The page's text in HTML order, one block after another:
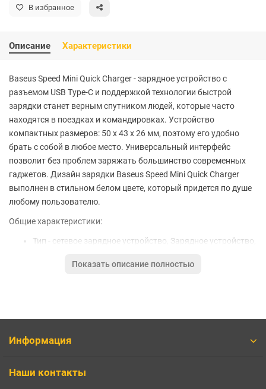
В избранное
Описание Характеристики
Baseus Speed Mini Quick Charger - зарядное устройство с
разъемом USB Type-C и поддержкой технологии быстрой
зарядки станет верным спутником людей, которые часто
находятся в поездках и командировках. Устройство
компактных размеров: 50 х 43 х 26 мм, поэтому его удобно
брать с собой в любое место. Универсальный интерфейс
позволит без проблем заряжать большинство современных
гаджетов. Дизайн зарядки Baseus Speed Mini Quick Charger
выполнен в стильном белом цвете, который придется по душе
любому пользователю.
Общие характеристики:
Тип - сетевое зарядное устройство, Зарядное устройство,
В составе комплекта - сетевой блок питания с разъемом,
Стандарт быстрой зарядки - Huawei SuperCharge,
(Samsung)Power DeliveryQuick Charge 3.0SCP (Huawei)
Показать описание полностью
Информация
Наши контакты